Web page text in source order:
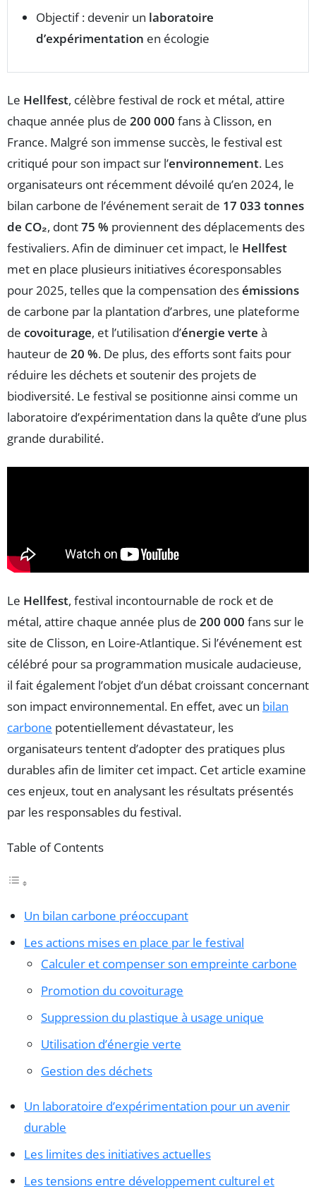
Objectif : devenir un laboratoire
d’expérimentation en écologie
Le Hellfest, célèbre festival de rock et métal, attire
chaque année plus de 200 000 fans à Clisson, en
France. Malgré son immense succès, le festival est
critiqué pour son impact sur l’environnement. Les
organisateurs ont récemment dévoilé qu’en 2024, le
bilan carbone de l’événement serait de 17 033 tonnes
de CO₂, dont75 % proviennent des déplacements des
festivaliers. Afin de diminuer cet impact, le Hellfest
met en place plusieurs initiatives écoresponsables
pour 2025, telles que la compensation desémissions
de carbone par la plantation d’arbres, une plateforme
de covoiturage, et l’utilisation d’énergie verte à
hauteur de 20 %. De plus, des efforts sont faits pour
réduire les déchets et soutenir des projets de
biodiversité. Le festival se positionne ainsi comme un
laboratoire d’expérimentation dans la quête d’une plus
grande durabilité.
Le Hellfest, festival incontournable de rock et de
métal, attire chaque année plus de 200 000 fans sur le
site de Clisson, en Loire-Atlantique. Si l’événement est
célébré pour sa programmation musicale audacieuse,
il fait également l’objet d’un débat croissant concernant
son impact environnemental. En effet, avec un bilan
carbone potentiellement dévastateur, les
organisateurs tentent d’adopter des pratiques plus
durables afin de limiter cet impact. Cet article examine
ces enjeux, tout en analysant les résultats présentés
par les responsables du festival.
Table of Contents
Un bilan carbone préoccupant
Les actions mises en place par le festival
Calculer et compenser son empreinte carbone
Promotion du covoiturage
Suppression du plastique à usage unique
Utilisation d’énergie verte
Gestion des déchets
Un laboratoire d’expérimentation pour un avenir
durable
Les limites des initiatives actuelles
Les tensions entre développement culturel et